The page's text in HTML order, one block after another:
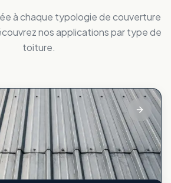
à chaque typologie de couverture
nos applications par type de
toiture.